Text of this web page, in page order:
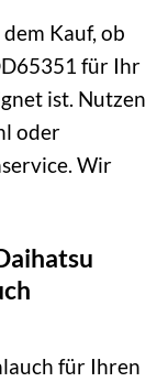
Kauf, ob
für Ihr
ist. Nutzen
oder
Wir
für Ihren